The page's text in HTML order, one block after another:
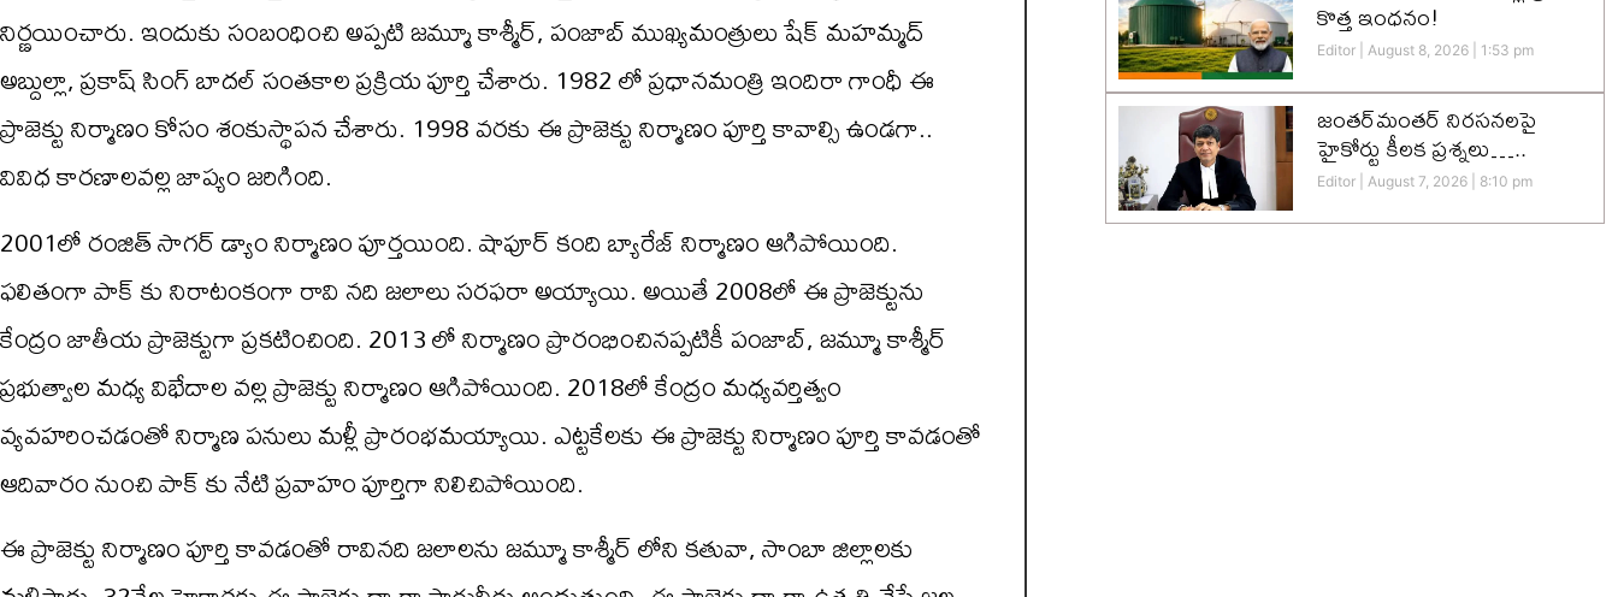
నిర్ణయించారు. ఇందుకు సంబంధించి అప్పటి జమ్మూ కాశ్మీర్, పంజాబ్ ముఖ్యమంత్రులు షేక్ మహమ్మద్
అబ్దుల్లా, ప్రకాష్ సింగ్ బాదల్ సంతకాల ప్రక్రియ పూర్తి చేశారు. 1982 లో ప్రధానమంత్రి ఇందిరా గాంధీ ఈ
ప్రాజెక్టు నిర్మాణం కోసం శంకుస్థాపన చేశారు. 1998 వరకు ఈ ప్రాజెక్టు నిర్మాణం పూర్తి కావాల్సి ఉండగా..
వివిధ కారణాలవల్ల జాప్యం జరిగింది.
2001లో రంజిత్ సాగర్ డ్యాం నిర్మాణం పూర్తయింది. షాపూర్ కంది బ్యారేజ్ నిర్మాణం ఆగిపోయింది.
ఫలితంగా పాక్ కు నిరాటంకంగా రావి నది జలాలు సరఫరా అయ్యాయి. అయితే 2008లో ఈ ప్రాజెక్టును
కేంద్రం జాతీయ ప్రాజెక్టుగా ప్రకటించింది. 2013 లో నిర్మాణం ప్రారంభించినప్పటికీ పంజాబ్, జమ్మూ కాశ్మీర్
ప్రభుత్వాల మధ్య విభేదాల వల్ల ప్రాజెక్టు నిర్మాణం ఆగిపోయింది. 2018లో కేంద్రం మధ్యవర్తిత్వం
వ్యవహరించడంతో నిర్మాణ పనులు మళ్లీ ప్రారంభమయ్యాయి. ఎట్టకేలకు ఈ ప్రాజెక్టు నిర్మాణం పూర్తి కావడంతో
ఆదివారం నుంచి పాక్ కు నేటి ప్రవాహం పూర్తిగా నిలిచిపోయింది.
ఈ ప్రాజెక్టు నిర్మాణం పూర్తి కావడంతో రావినది జలాలను జమ్మూ కాశ్మీర్ లోని కతువా, సాంబా జిల్లాలకు
కొత్త ఇంధనం!
Editor August 8, 2026 1:53 pm
జంతర్‌మంతర్ నిరసనలపై
హైకోర్టు కీలక ప్రశ్నలు…..
Editor August 7, 2026 8:10 pm